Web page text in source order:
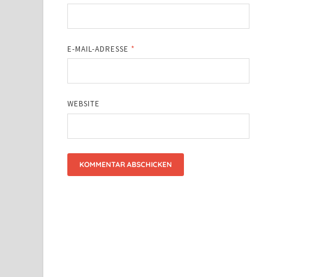
E-MAIL-ADRESSE *
WEBSITE